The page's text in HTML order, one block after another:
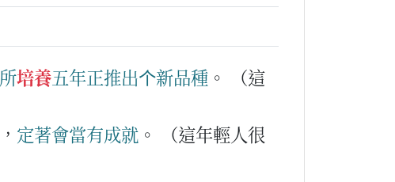
所培養五年正推出个新品種 。
（這
， 定著會當有成就 。
（這年輕人很